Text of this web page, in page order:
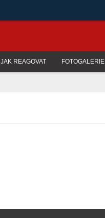
FOTOGALERIE
JAK REAGOVAT